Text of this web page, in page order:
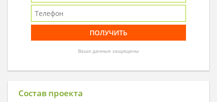
Ваши данные защищены
Состав проекта